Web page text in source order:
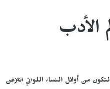
الأدب
من أوائل النساء اللواتي انتزعن